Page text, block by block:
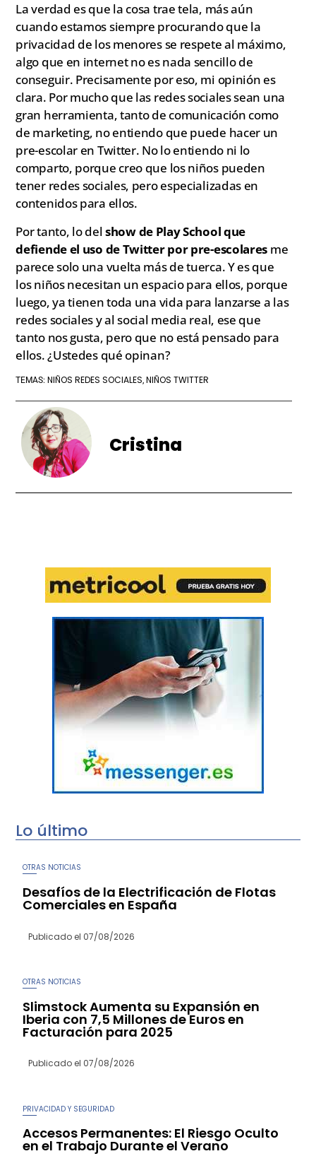
La verdad es que la cosa trae tela, más aún
cuando estamos siempre procurando que la
privacidad de los menores se respete al máximo,
algo que en internet no es nada sencillo de
conseguir. Precisamente por eso, mi opinión es
clara. Por mucho que las redes sociales sean una
gran herramienta, tanto de comunicación como
de marketing, no entiendo que puede hacer un
pre-escolar en Twitter. No lo entiendo ni lo
comparto, porque creo que los niños pueden
tener redes sociales, pero especializadas en
contenidos para ellos.
Por tanto, lo delshow de Play School que
defiende el uso de Twitter por pre-escolares me
parece solo una vuelta más de tuerca. Y es que
los niños necesitan un espacio para ellos, porque
luego, ya tienen toda una vida para lanzarse a las
redes sociales y al social media real, ese que
tanto nos gusta, pero que no está pensado para
ellos. ¿Ustedes qué opinan?
TEMAS: NIÑOS REDES SOCIALES, NIÑOS TWITTER
Cristina
Lo último
OTRAS NOTICIAS
Desafíos de la Electrificación de Flotas
Comerciales en España
Publicado el 07/08/2026
OTRAS NOTICIAS
Slimstock Aumenta su Expansión en
Iberia con 7,5 Millones de Euros en
Facturación para 2025
Publicado el 07/08/2026
PRIVACIDAD Y SEGURIDAD
Accesos Permanentes: El Riesgo Oculto
en el Trabajo Durante el Verano